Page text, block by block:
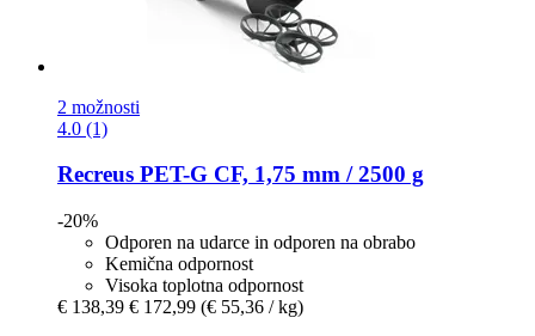
2 možnosti
4.0 (1)
Recreus PET-​G CF, 1,75 mm / 2500 g
-20%
Odporen na udarce in odporen na obrabo
Kemična odpornost
Visoka toplotna odpornost
€ 138,39 € 172,99 (€ 55,36 / kg)